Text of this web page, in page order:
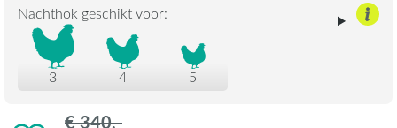
Nachthok geschikt voor:
3 4 5
€ 340,-